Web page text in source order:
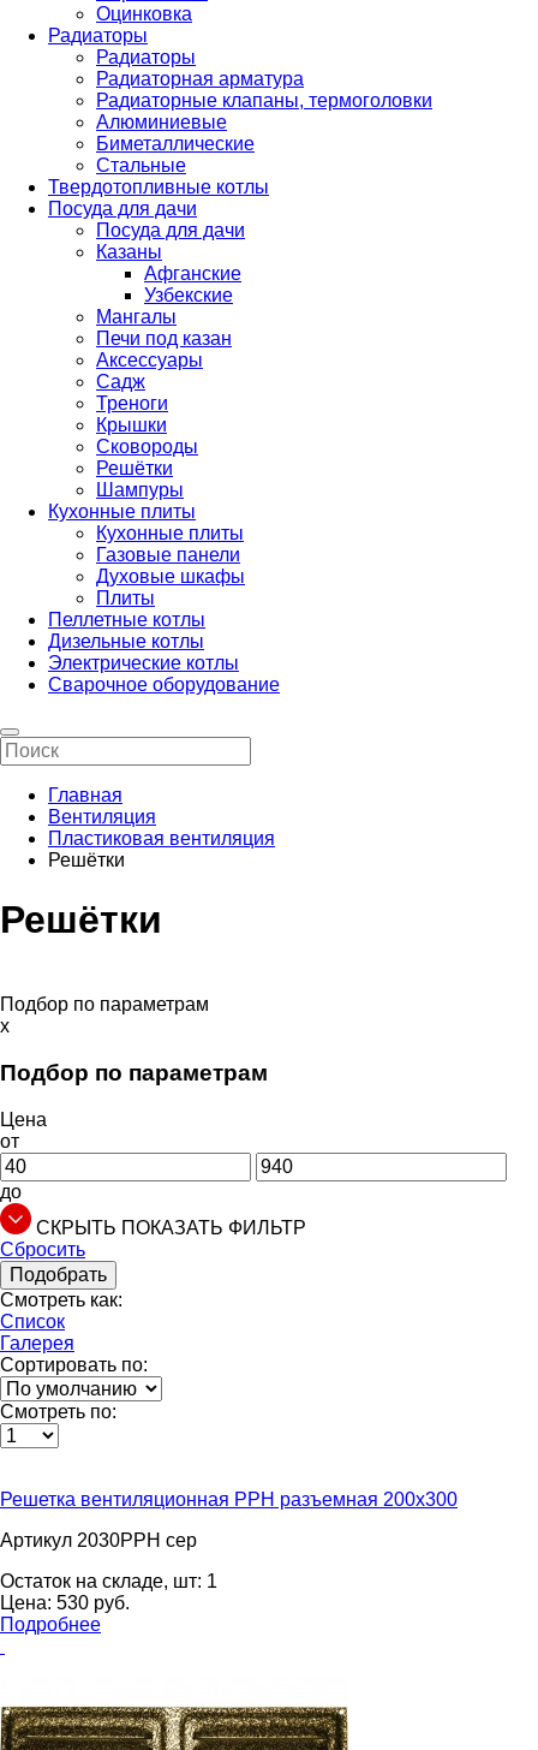
Оцинковка
Радиаторы
Радиаторы
Радиаторная арматура
Радиаторные клапаны, термоголовки
Алюминиевые
Биметаллические
Стальные
Твердотопливные котлы
Посуда для дачи
Посуда для дачи
Казаны
Афганские
Узбекские
Мангалы
Печи под казан
Аксессуары
Садж
Треноги
Крышки
Сковороды
Решётки
Шампуры
Кухонные плиты
Кухонные плиты
Газовые панели
Духовые шкафы
Плиты
Пеллетные котлы
Дизельные котлы
Электрические котлы
Сварочное оборудование
Главная
Вентиляция
Пластиковая вентиляция
Решётки
Решётки
Подбор по параметрам
x
Подбор по параметрам
Цена
от
до
СКРЫТЬ ПОКАЗАТЬ ФИЛЬТР
Сбросить
Подобрать
Смотреть как:
Список
Галерея
Сортировать по:
Смотреть по:
Решетка вентиляционная PPH разъемная 200х300
Артикул 2030PPH сер
Остаток на складе, шт: 1
Цена: 530 pуб.
Подробнее